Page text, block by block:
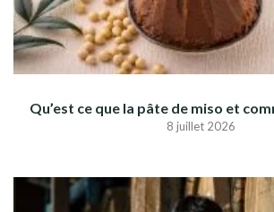
Qu’est ce que la pâte de miso et
8 juillet 2026